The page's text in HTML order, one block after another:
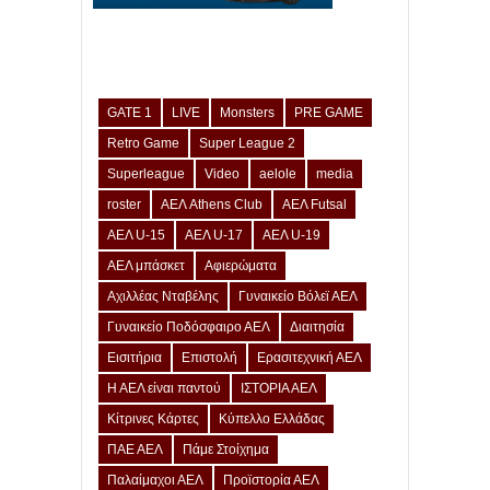
GATE 1 LIVE Monsters
PRE GAME
Retro Game
Super League 2
Superleague
Video aelole
media
roster
ΑΕΛ Athens Club
ΑΕΛ Futsal
ΑΕΛ U-15
ΑΕΛ U-17
ΑΕΛ U-19
ΑΕΛ μπάσκετ
Αφιερώματα
Αχιλλέας Νταβέλης
Γυναικείο Βόλεϊ ΑΕΛ
Γυναικείο Ποδόσφαιρο ΑΕΛ
Διαιτησία
Εισιτήρια
Επιστολή
Ερασιτεχνική ΑΕΛ
Η ΑΕΛ είναι παντού
ΙΣΤΟΡΙΑ ΑΕΛ
Κίτρινες Κάρτες
Κύπελλο Ελλάδας
ΠΑΕ ΑΕΛ
Πάμε Στοίχημα
Παλαίμαχοι ΑΕΛ
Προϊστορία ΑΕΛ